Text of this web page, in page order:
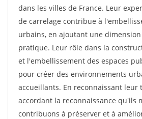
dans les villes de France. Leur
de carrelage contribue à
urbains, en ajoutant une
pratique. Leur rôle dans la
et l'embellissement des espaces
pour créer des environnements
accueillants. En reconnaissant leur
accordant la reconnaissance qu'ils
contribuons à préserver et à